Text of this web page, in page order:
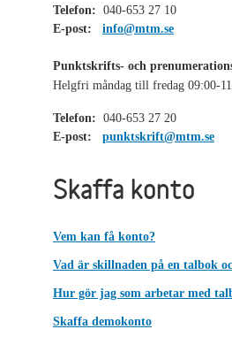
Telefon: 040-653 27 10
E-post:
info@mtm.se
Punktskrifts- och
Helgfri måndag till fredag 09:00-
Telefon: 040-653 27 20
E-post:
punktskrift@mtm.se
Skaffa konto
Vem kan få konto?
Vad är skillnaden på en talbok
Hur gör jag som arbetar med
Skaffa demokonto